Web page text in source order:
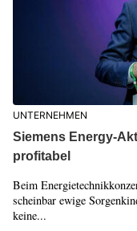
UNTERNEHMEN
Siemens Energy-
profitabel
Beim
scheinbar ewige
keine...